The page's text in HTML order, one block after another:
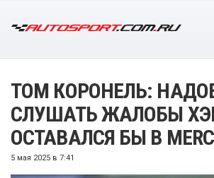
ТОМ КОРОНЕЛЬ:
СЛУШАТЬ ЖАЛОБЫ
ОСТАВАЛСЯ БЫ В
5 мая 2025 в 7:41